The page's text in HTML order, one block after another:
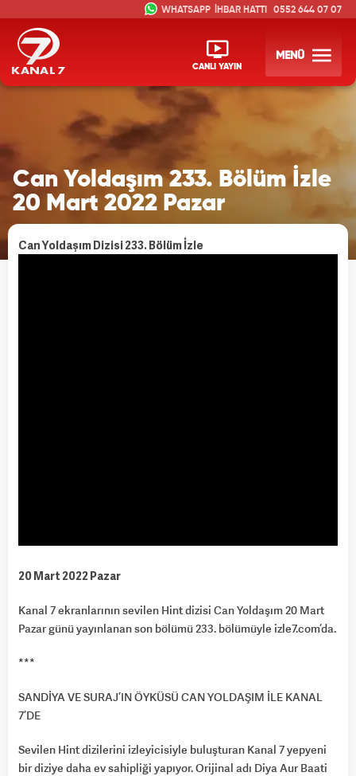
CANLI YAYIN
MENÜ
İHBAR HATTI 0552 644 07 07
Can Yoldaşım 233. Bölüm İzle
20 Mart 2022 Pazar
Can Yoldaşım Dizisi 233. Bölüm İzle
20 Mart 2022 Pazar
Kanal 7 ekranlarının sevilen Hint dizisi Can Yoldaşım 20 Mart
Pazar günü yayınlanan son bölümü 233. bölümüyle izle7.com’da.
***
SANDİYA VE SURAJ’IN ÖYKÜSÜ CAN YOLDAŞIM İLE KANAL
7’DE
Sevilen Hint dizilerini izleyicisiyle buluşturan Kanal 7 yepyeni
bir diziye daha ev sahipliği yapıyor. Orijinal adı Diya Aur Baati